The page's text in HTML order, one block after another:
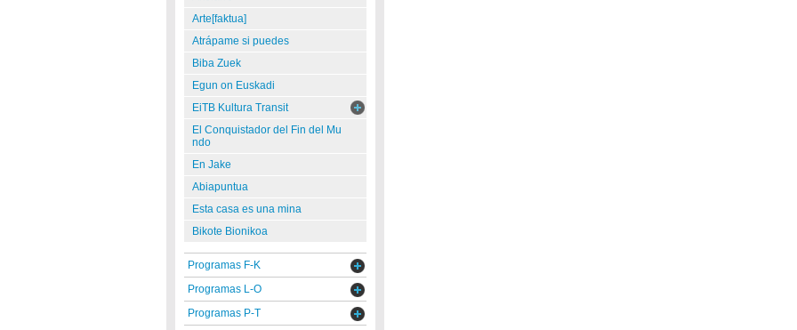
Arte[faktua]
Atrápame si puedes
Biba Zuek
Egun on Euskadi
EiTB Kultura Transit
El Conquistador del Fin del Mu
ndo
En Jake
Abiapuntua
Esta casa es una mina
Bikote Bionikoa
Programas F-K
Programas L-O
Programas P-T